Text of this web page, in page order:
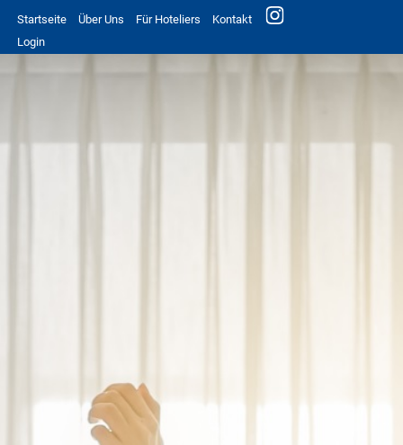
Startseite Über Uns Für Hoteliers
Kontakt
Login